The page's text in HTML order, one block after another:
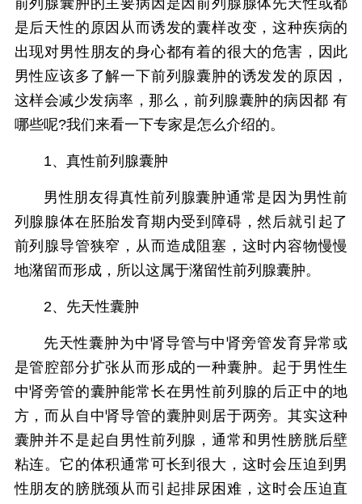
前列腺囊肿的主要病因是因前列腺腺体先天性或都
是后天性的原因从而诱发的囊样改变，这种疾病的
出现对男性朋友的身心都有着的很大的危害，因此
男性应该多了解一下前列腺囊肿的诱发发的原因，
这样会减少发病率，那么，前列腺囊肿的病因都 有
哪些呢?我们来看一下专家是怎么介绍的。
1、真性前列腺囊肿
男性朋友得真性前列腺囊肿通常是因为男性前
列腺腺体在胚胎发育期内受到障碍，然后就引起了
前列腺导管狭窄，从而造成阻塞，这时内容物慢慢
地潴留而形成，所以这属于潴留性前列腺囊肿。
2、先天性囊肿
先天性囊肿为中肾导管与中肾旁管发育异常或
是管腔部分扩张从而形成的一种囊肿。起于男性生
中肾旁管的囊肿能常长在男性前列腺的后正中的地
方，而从自中肾导管的囊肿则居于两旁。其实这种
囊肿并不是起自男性前列腺，通常和男性膀胱后壁
粘连。它的体积通常可长到很大，这时会压迫到男
性朋友的膀胱颈从而引起排尿困难，这时会压迫直